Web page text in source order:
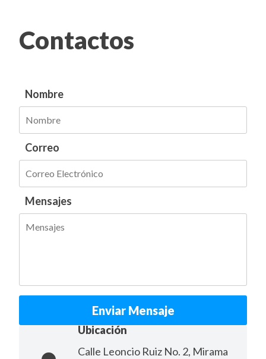
Contactos
Nombre
Correo
Mensajes
Ubicación
Calle Leoncio Ruiz No. 2, Mirama